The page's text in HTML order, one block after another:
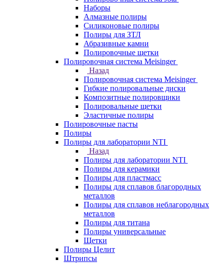
Наборы
Алмазные полиры
Силиконовые полиры
Полиры для ЗТЛ
Абразивные камни
Полировочные щетки
Полировочная система Meisinger
Назад
Полировочная система Meisinger
Гибкие полировальные диски
Композитные полировщики
Полировальные щетки
Эластичные полиры
Полировочные пасты
Полиры
Полиры для лаборатории NTI
Назад
Полиры для лаборатории NTI
Полиры для керамики
Полиры для пластмасс
Полиры для сплавов благородных
металлов
Полиры для сплавов неблагородных
металлов
Полиры для титана
Полиры универсальные
Щетки
Полиры Целит
Штрипсы